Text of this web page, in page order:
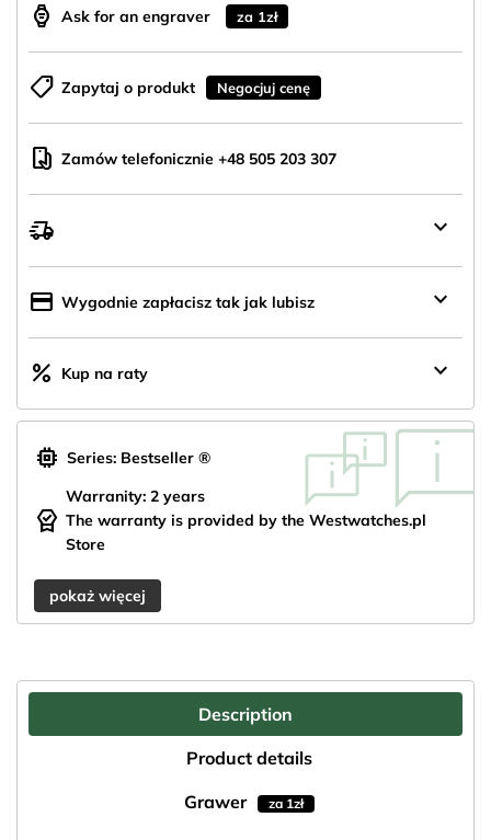
aod_watch Ask for an engraver za 1zł
shoppingmode Zapytaj o produkt Negocjuj cenę
mobile_hand Zamów telefonicznie +48 505 203 307
delivery_truck_speed keyboard_arrow_down
credit_card Wygodnie zapłacisz tak jak lubisz keyboard_arrow_down
percent Kup na raty keyboard_arrow_down
memory Series: Bestseller ®
editor_choice
Warranity: 2 years
The warranty is provided by the Westwatches.pl
Store
pokaż więcej
Description
Product details
Grawer
za 1zł